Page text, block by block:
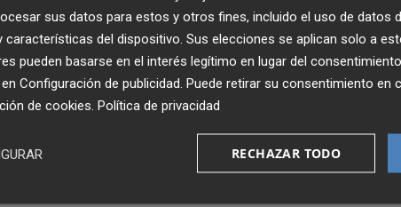
Recibe toda la actualidad de
Plaza Podcast en tu correo
sus datos para estos y otros fines, incluido el uso de datos
características del dispositivo. Sus elecciones se aplican solo a
pueden basarse en el interés legítimo en lugar del
Configuración de publicidad . Puede retirar su consentimiento en
de cookies Política de privacidad
RECHAZAR TODO